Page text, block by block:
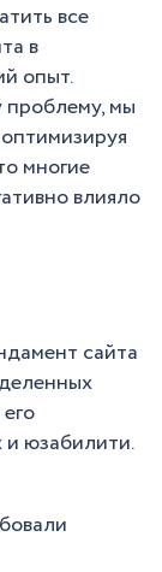
все
в
опыт.
мы
многие
влияло
сайта
и юзабилити.